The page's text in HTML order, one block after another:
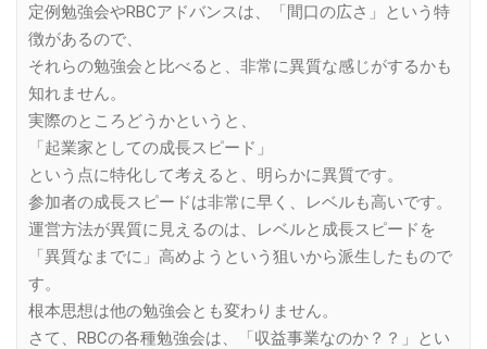
定例勉強会やRBCアドバンスは、「間口の広さ」という特
徴があるので、
それらの勉強会と比べると、非常に異質な感じがするかも
知れません。
実際のところどうかというと、
「起業家としての成長スピード」
という点に特化して考えると、明らかに異質です。
参加者の成長スピードは非常に早く、レベルも高いです。
運営方法が異質に見えるのは、レベルと成長スピードを
「異質なまでに」高めようという狙いから派生したもので
す。
根本思想は他の勉強会とも変わりません。
さて、RBCの各種勉強会は、「収益事業なのか？？」とい